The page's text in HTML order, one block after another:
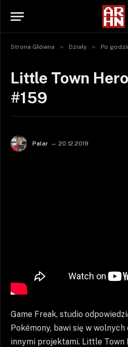
Strona Główna » Działy » Po
Little Town
#159
Palar 20.12.2019
Game Freak, studio
Pokémony, bawi się w
innymi projektami. Little Town